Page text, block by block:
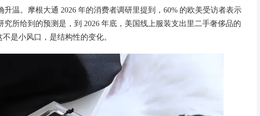
温。摩根大通 2026 年的消费者调研里提到，60% 的欧美受访者表示
所给到的预测是，到 2026 年底，美国线上服装支出里二手奢侈品的
是小风口，是结构性的变化。